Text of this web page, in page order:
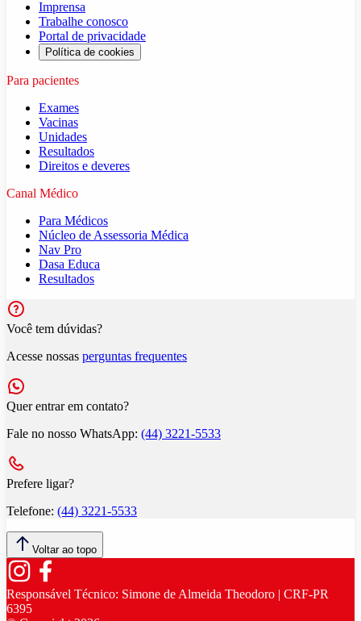
Imprensa
Trabalhe conosco
Portal de privacidade
Política de cookies
Para pacientes
Exames
Vacinas
Unidades
Resultados
Direitos e deveres
Canal Médico
Para Médicos
Núcleo de Assessoria Médica
Nav Pro
Dasa Educa
Resultados
Você tem dúvidas?
Acesse nossas perguntas frequentes
Quer entrar em contato?
Fale no nosso WhatsApp: (44) 3221-5533
Prefere ligar?
Telefone: (44) 3221-5533
Voltar ao topo
Responsável Técnico: Simone de Almeida Theodoro | CRF-PR
6395